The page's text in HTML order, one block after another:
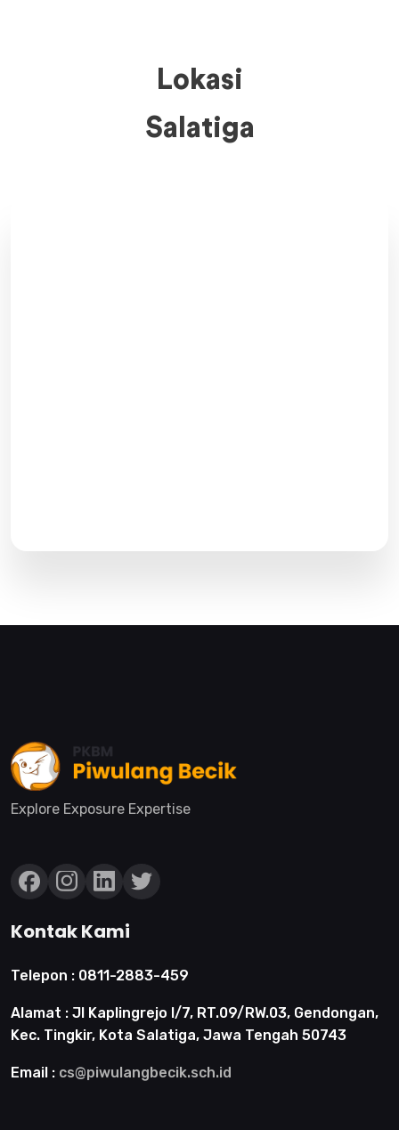
Lokasi
Salatiga
Explore Exposure Expertise
Kontak Kami
Telepon : 0811-2883-459
Alamat : Jl Kaplingrejo I/7, RT.09/RW.03, Gendongan,
Kec. Tingkir, Kota Salatiga, Jawa Tengah 50743
Email : cs@piwulangbecik.sch.id